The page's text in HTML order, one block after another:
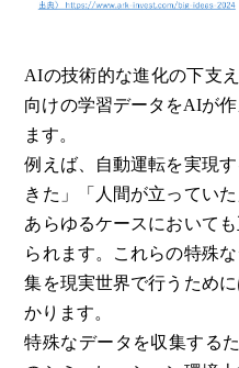
AIの技術的な進化の下支
向けの学習データをAIが
ます。
例えば、自動運転を実現
きた」「人間が立ってい
あらゆるケースにおいて
られます。これらの特殊
集を現実世界で行うため
かります。
特殊なデータを収集する